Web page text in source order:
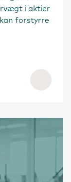
i aktier
forstyrre